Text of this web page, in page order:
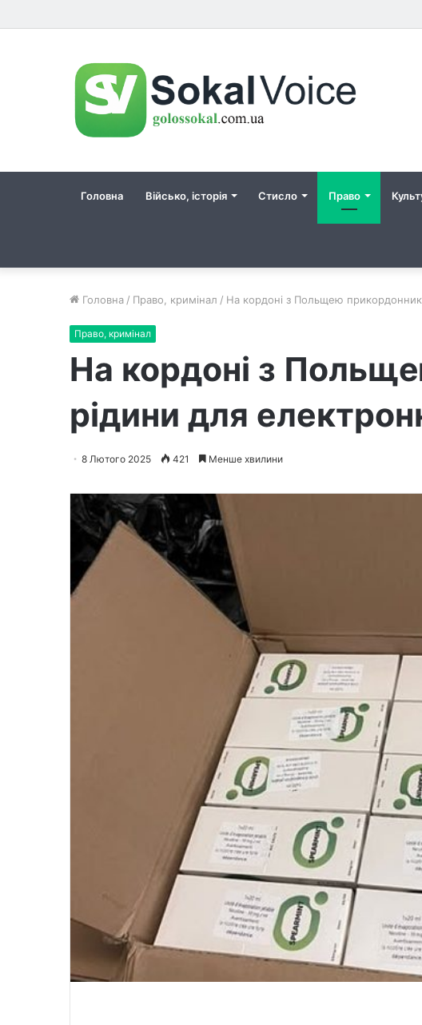
Головна Військо, історія Стисло Право
Головна / Право, кримінал / На кордоні з Польщею
Право, кримінал
На кордоні з
рідини для
8 Лютого 2025 421 Менше хвилини